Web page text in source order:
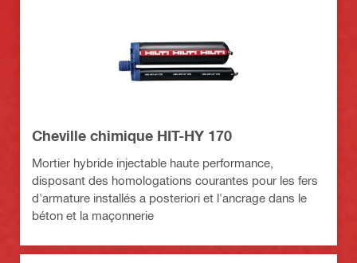
Cheville chimique HIT-HY 170
Mortier hybride injectable haute performance,
disposant des homologations courantes pour les fers
d'armature installés a posteriori et l'ancrage dans le
béton et la maçonnerie